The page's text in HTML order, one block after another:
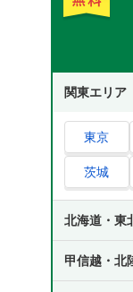
関東エリア
東京
茨城
北海道・東
甲信越・北